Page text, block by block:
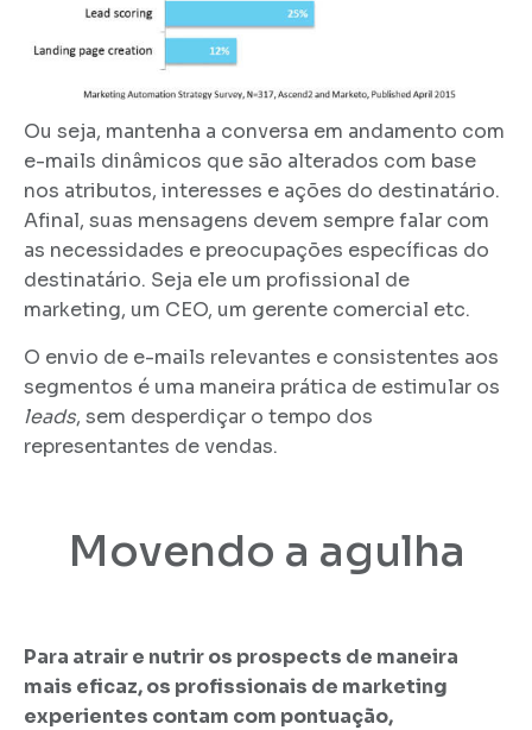
Ou seja, mantenha a conversa em andamento com
e-mails dinâmicos que são alterados com base
nos atributos, interesses e ações do destinatário.
Afinal, suas mensagens devem sempre falar com
as necessidades e preocupações específicas do
destinatário. Seja ele um profissional de
marketing, um CEO, um gerente comercial etc.
O envio de e-mails relevantes e consistentes aos
segmentos é uma maneira prática de estimular os
leads, sem desperdiçar o tempo dos
representantes de vendas.
Movendo a agulha
Para atrair e nutrir os prospects de maneira
mais eficaz, os profissionais de marketing
experientes contam com pontuação,